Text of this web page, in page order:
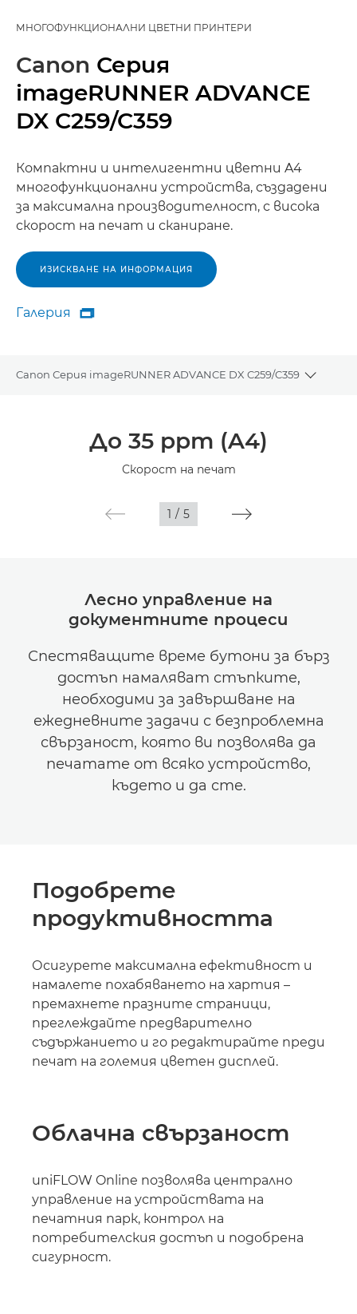
МНОГОФУНКЦИОНАЛНИ ЦВЕТНИ ПРИНТЕРИ
Canon Серия
imageRUNNER ADVANCE
DX C259/C359
Компактни и интелигентни цветни A4
многофункционални устройства, създадени
за максимална производителност, с висока
скорост на печат и сканиране.
ИЗИСКВАНЕ НА ИНФОРМАЦИЯ
Галерия
Галерия

Canon Серия imageRUNNER ADVANCE DX C259/C359
Toggle
СпецификацииДо 35 ppm (A4)
Скорост на печат
1 / 5
Лесно управление на
документните процеси
Спестяващите време бутони за бърз
достъп намаляват стъпките,
необходими за завършване на
ежедневните задачи с безпроблемна
свързаност, която ви позволява да
печатате от всяко устройство,
където и да сте.
Подобрете
продуктивността
Осигурете максимална ефективност и
намалете похабяването на хартия –
премахнете празните страници,
преглеждайте предварително
съдържанието и го редактирайте преди
печат на големия цветен дисплей.
Облачна свързаност
uniFLOW Online позволява централно
управление на устройствата на
печатния парк, контрол на
потребителския достъп и подобрена
сигурност.